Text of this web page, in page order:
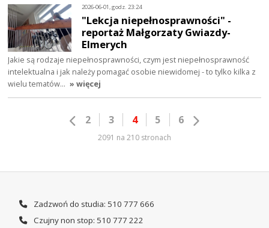
2026-06-01, godz. 23:24
"Lekcja niepełnosprawności" -
reportaż Małgorzaty Gwiazdy-
Elmerych
Jakie są rodzaje niepełnosprawności, czym jest niepełnosprawność
intelektualna i jak należy pomagać osobie niewidomej - to tylko kilka z
wielu tematów… » więcej
2 3 4 5 6
2091 na 210 stronach
Zadzwoń do studia: 510 777 666
Czujny non stop: 510 777 222